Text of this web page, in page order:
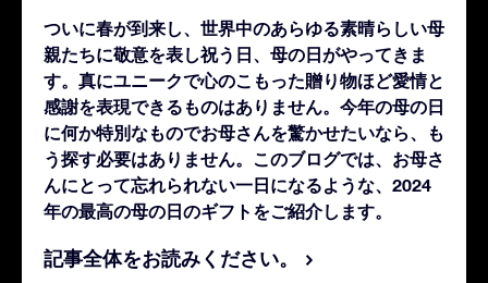
ついに春が到来し、世界中のあらゆる素晴らしい母
親たちに敬意を表し祝う日、母の日がやってきま
す。真にユニークで心のこもった贈り物ほど愛情と
感謝を表現できるものはありません。今年の母の日
に何か特別なものでお母さんを驚かせたいなら、も
う探す必要はありません。このブログでは、お母さ
んにとって忘れられない一日になるような、2024
年の最高の母の日のギフトをご紹介します。
記事全体をお読みください。